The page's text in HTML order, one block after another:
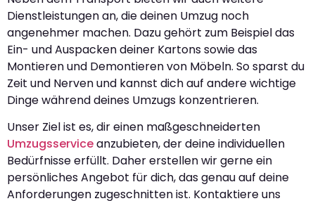
Dienstleistungen an, die deinen Umzug noch
angenehmer machen. Dazu gehört zum Beispiel das
Ein- und Auspacken deiner Kartons sowie das
Montieren und Demontieren von Möbeln. So sparst du
Zeit und Nerven und kannst dich auf andere wichtige
Dinge während deines Umzugs konzentrieren.
Unser Ziel ist es, dir einen maßgeschneiderten
Umzugsserviceanzubieten, der deine individuellen
Bedürfnisse erfüllt. Daher erstellen wir gerne ein
persönliches Angebot für dich, das genau auf deine
Anforderungen zugeschnitten ist. Kontaktiere uns